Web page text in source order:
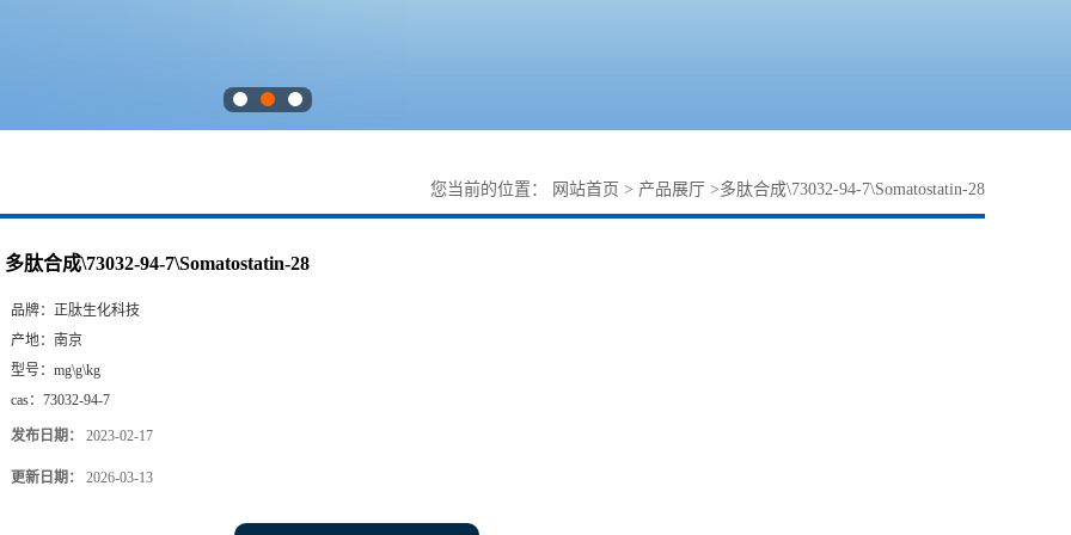
您当前的位置： 网站首页 > 产品展厅 >多肽合成\73032-94-7\Somatostatin-28
多肽合成\73032-94-7\Somatostatin-28
品牌： 正肽生化科技
产地： 南京
型号： mg\g\kg
cas： 73032-94-7
发布日期： 2023-02-17
更新日期： 2026-03-13